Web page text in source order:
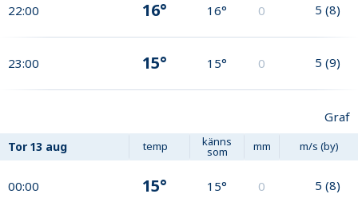
22:00 16° 16° 0 5 (8)
23:00 15° 15° 0 5 (9)
Graf
Tor 13 aug temp känns
som mm m/s (by)
00:00 15° 15° 0 5 (8)